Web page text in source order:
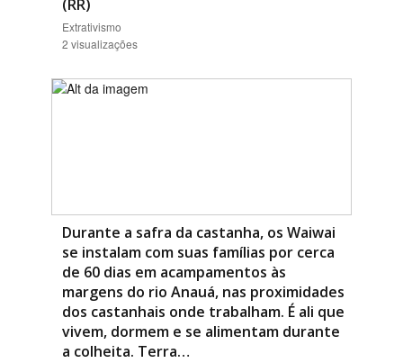
(RR)
Extrativismo
2 visualizações
Durante a safra da castanha, os Waiwai
se instalam com suas famílias por cerca
de 60 dias em acampamentos às
margens do rio Anauá, nas proximidades
dos castanhais onde trabalham. É ali que
vivem, dormem e se alimentam durante
a colheita. Terra…